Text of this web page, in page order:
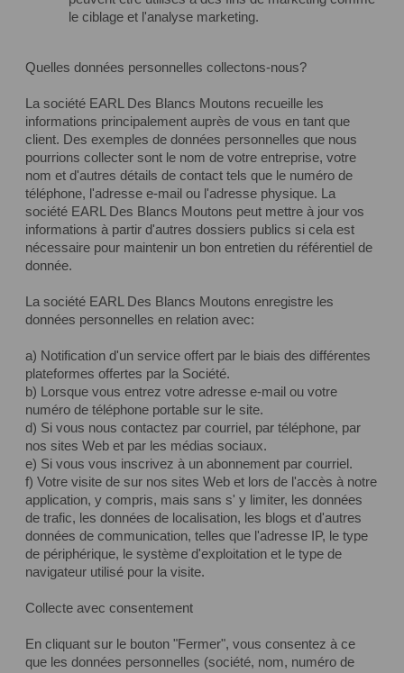
le ciblage et l'analyse marketing.
Quelles données personnelles collectons-nous?
La société EARL Des Blancs Moutons recueille les
informations principalement auprès de vous en tant que
client. Des exemples de données personnelles que nous
pourrions collecter sont le nom de votre entreprise, votre
nom et d'autres détails de contact tels que le numéro de
téléphone, l'adresse e-mail ou l'adresse physique. La
société EARL Des Blancs Moutons peut mettre à jour vos
informations à partir d'autres dossiers publics si cela est
nécessaire pour maintenir un bon entretien du référentiel de
donnée.
La société EARL Des Blancs Moutons enregistre les
données personnelles en relation avec:
a) Notification d'un service offert par le biais des différentes
plateformes offertes par la Société.
b) Lorsque vous entrez votre adresse e-mail ou votre
numéro de téléphone portable sur le site.
d) Si vous nous contactez par courriel, par téléphone, par
nos sites Web et par les médias sociaux.
e) Si vous vous inscrivez à un abonnement par courriel.
f) Votre visite de sur nos sites Web et lors de l'accès à notre
application, y compris, mais sans s' y limiter, les données
de trafic, les données de localisation, les blogs et d'autres
données de communication, telles que l'adresse IP, le type
de périphérique, le système d'exploitation et le type de
navigateur utilisé pour la visite.
Collecte avec consentement
En cliquant sur le bouton "Fermer", vous consentez à ce
que les données personnelles (société, nom, numéro de